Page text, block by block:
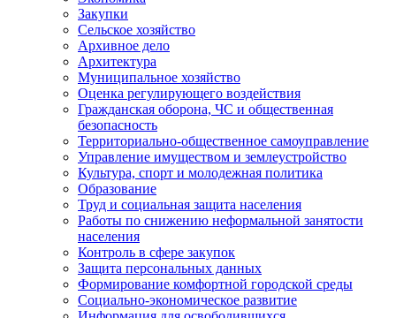
Закупки
Сельское хозяйство
Архивное дело
Архитектура
Муниципальное хозяйство
Оценка регулирующего воздействия
Гражданская оборона, ЧС и общественная
безопасность
Территориально-общественное самоуправление
Управление имуществом и землеустройство
Культура, спорт и молодежная политика
Образование
Труд и социальная защита населения
Работы по снижению неформальной занятости
населения
Контроль в сфере закупок
Защита персональных данных
Формирование комфортной городской среды
Социально-экономическое развитие